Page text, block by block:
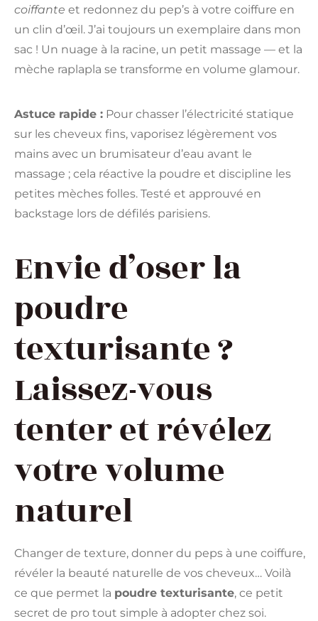
coiffante et redonnez du pep’s à votre coiffure en
un clin d’œil. J’ai toujours un exemplaire dans mon
sac ! Un nuage à la racine, un petit massage — et la
mèche raplapla se transforme en volume glamour.
Astuce rapide : Pour chasser l’électricité statique
sur les cheveux fins, vaporisez légèrement vos
mains avec un brumisateur d’eau avant le
massage ; cela réactive la poudre et discipline les
petites mèches folles. Testé et approuvé en
backstage lors de défilés parisiens.
Envie d’oser la
poudre
texturisante ?
Laissez-vous
tenter et révélez
votre volume
naturel
Changer de texture, donner du peps à une coiffure,
révéler la beauté naturelle de vos cheveux… Voilà
ce que permet la poudre texturisante, ce petit
secret de pro tout simple à adopter chez soi.